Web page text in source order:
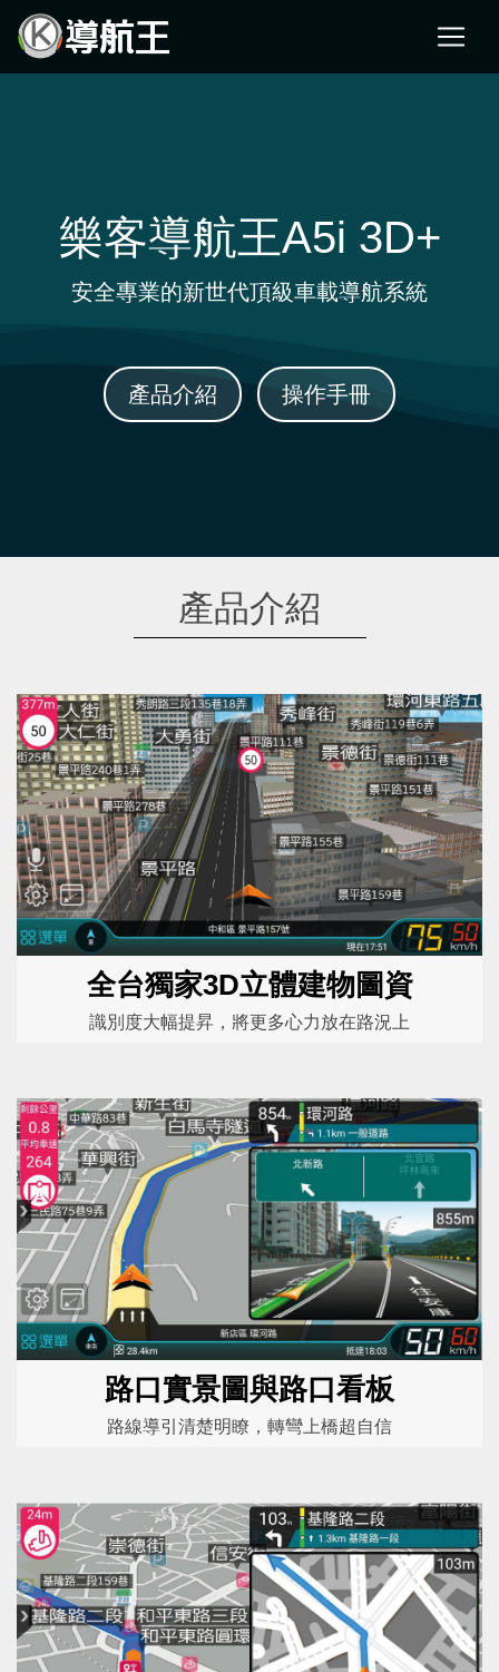
樂客導航王A5i 3D+
安全專業的新世代頂級車載導航系統
產品介紹 操作手冊
產品介紹
全台獨家3D立體建物圖資
識別度大幅提昇，將更多心力放在路況上
路口實景圖與路口看板
路線導引清楚明瞭，轉彎上橋超自信